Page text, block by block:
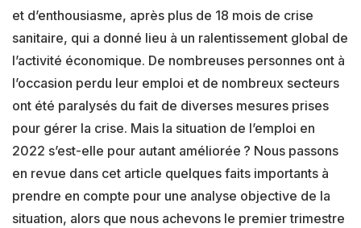
et d’enthousiasme, après plus de 18 mois de crise
sanitaire, qui a donné lieu à un ralentissement global de
l’activité économique. De nombreuses personnes ont à
l’occasion perdu leur emploi et de nombreux secteurs
ont été paralysés du fait de diverses mesures prises
pour gérer la crise. Mais la situation de l’emploi en
2022 s’est-elle pour autant améliorée ? Nous passons
en revue dans cet article quelques faits importants à
prendre en compte pour une analyse objective de la
situation, alors que nous achevons le premier trimestre